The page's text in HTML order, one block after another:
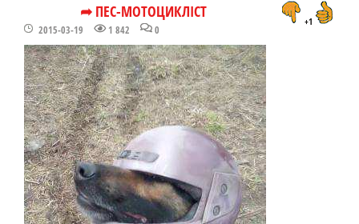
➦ ПЕС-МОТОЦИКЛІСТ
2015-03-19 1 842 0
+1